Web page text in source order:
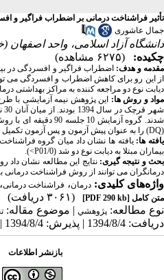
تأثیر فراشناخت درمانی بر اضطراب فراگیر و
جمال عاشوری
دانشگاه آزاد اسلامی، واحد اصفهان
چکیده:
(۶۲۷۵ مشاهده)
مقدمه و هدف: اضطراب فراگیر و افسردگی در
از این رو برای کاهش اضطراب و افسردگی می
دیابت نوع دو مراجعه کننده به مراکز بهداشتی
مواد و روش ها: این پژوهش نیمه آزمایشی با
شدند. گروه آزمایش 10 جلسه 90 دقیقه ای با روش فراشناخت درمانی آموزش دید و گروه کنترل هیچ درمانی دریافت نکرد. گروه�ها پرسشنامه اضطراب فراگیر (
(
DQ) را به عنوان پیش آزمون و پس آزمون تکمیل
یافته ها: یافته ها نشان داد میان گروه
بیماران مبتلا به دیابت نوع دو شد (01/0
P
<
).
بحث و نتیجه گیری: نتایج این مطالعه نشان داد
درمانگران می توانند از روش فراشناخت
واژه‌های کلیدی: درمان، فراشناخت درمانی،
متن کامل [PDF 290 kb]
(۳۰۶۱ دریافت)
نوع مطالعه: پژوهشي | موضوع مقاله:
دریافت: 1394/8/4 | پذیرش: 1394/8/4 | انتشار: 1394/8/4
بازنشر اطلاعات